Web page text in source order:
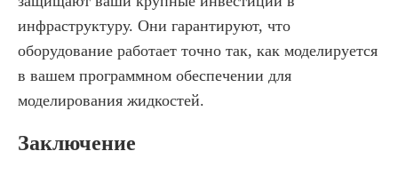
инфраструктуру. Они гарантируют, что
оборудование работает точно так, как моделируется
в вашем программном обеспечении для
моделирования жидкостей.
Заключение